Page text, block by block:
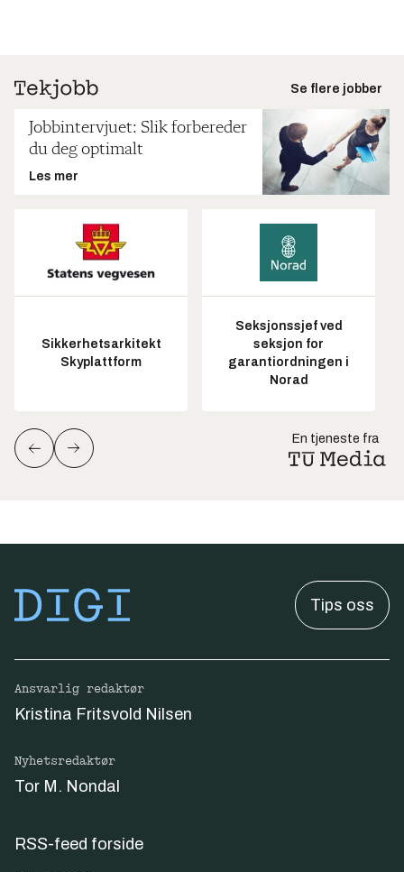
Se flere jobber
Jobbintervjuet: Slik forbereder
du deg optimalt
Les mer
Sikkerhetsarkitekt
Skyplattform
Seksjonssjef ved
seksjon for
garantiordningen i
Norad
En tjeneste fra
Tips oss
Ansvarlig redaktør
Kristina Fritsvold Nilsen
Nyhetsredaktør
Tor M. Nondal
RSS-feed forside